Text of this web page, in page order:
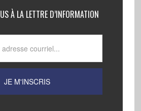
À LA LETTRE D’INFORMATION